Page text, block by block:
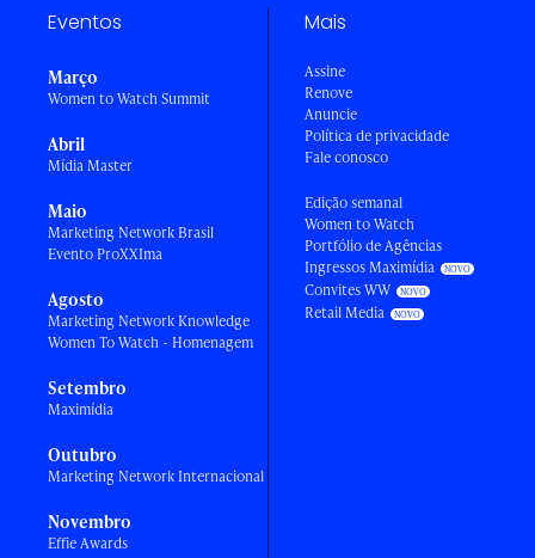
Eventos
Março
Women to Watch Summit
Abril
Mídia Master
Maio
Marketing Network Brasil
Evento ProXXIma
Agosto
Marketing Network Knowledge
Women To Watch - Homenagem
Setembro
Maximídia
Outubro
Marketing Network Internacional
Novembro
Effie Awards
Mais
Assine
Renove
Anuncie
Política de privacidade
Fale conosco
Edição semanal
Women to Watch
Portfólio de Agências
Ingressos Maximídia
Convites WW
Retail Media